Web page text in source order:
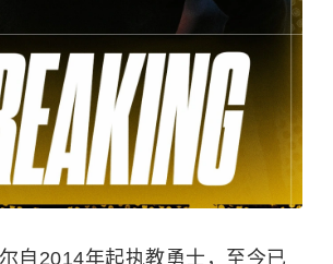
自2014年起执教勇士，至今已